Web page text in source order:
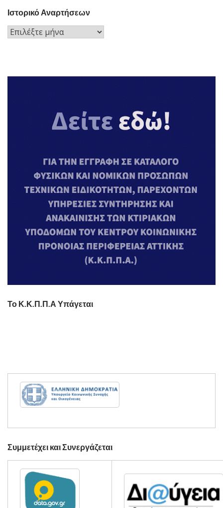
Ιστορικό Αναρτήσεων
Ιστορικό
Το Κ.Κ.Π.Π.Α Υπάγεται
Συμμετέχει και Συνεργάζεται